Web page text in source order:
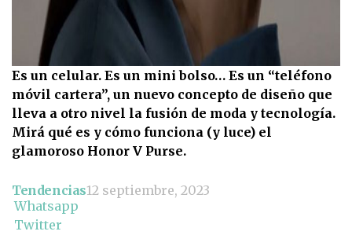
Es un celular. Es un mini bolso… Es un “teléfono
móvil cartera”, un nuevo concepto de diseño que
lleva a otro nivel la fusión de moda y tecnología.
Mirá qué es y cómo funciona (y luce) el
glamoroso Honor V Purse.
Tendencias12 septiembre, 2023
Whatsapp
Twitter